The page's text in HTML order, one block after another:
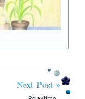
Next Post »